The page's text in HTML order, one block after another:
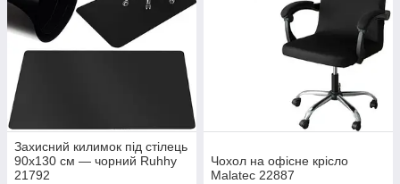
Захисний килимок під стілець
90х130 см — чорний Ruhhy
21792
Чохол на офісне крісло
Malatec 22887